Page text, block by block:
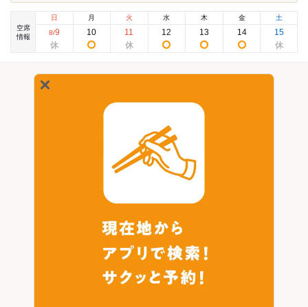
空席
情報
日
8/9
月
10
火
11
水
12
木
13
金
14
土
15